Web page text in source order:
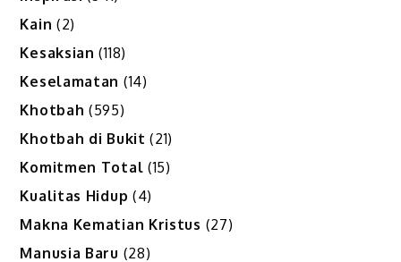
Kain (2)
Kesaksian (118)
Keselamatan (14)
Khotbah (595)
Khotbah di Bukit (21)
Komitmen Total (15)
Kualitas Hidup (4)
Makna Kematian Kristus (27)
Manusia Baru (28)